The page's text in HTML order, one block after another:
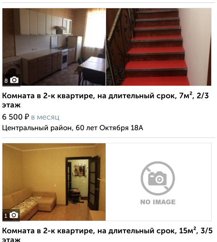
8
Комната в 2-к квартире, на длительный срок, 7м², 2/3
этаж
6 500 ₽ в месяц
Центральный район, 60 лет Октября 18А
1
Комната в 2-к квартире, на длительный срок, 15м², 3/5